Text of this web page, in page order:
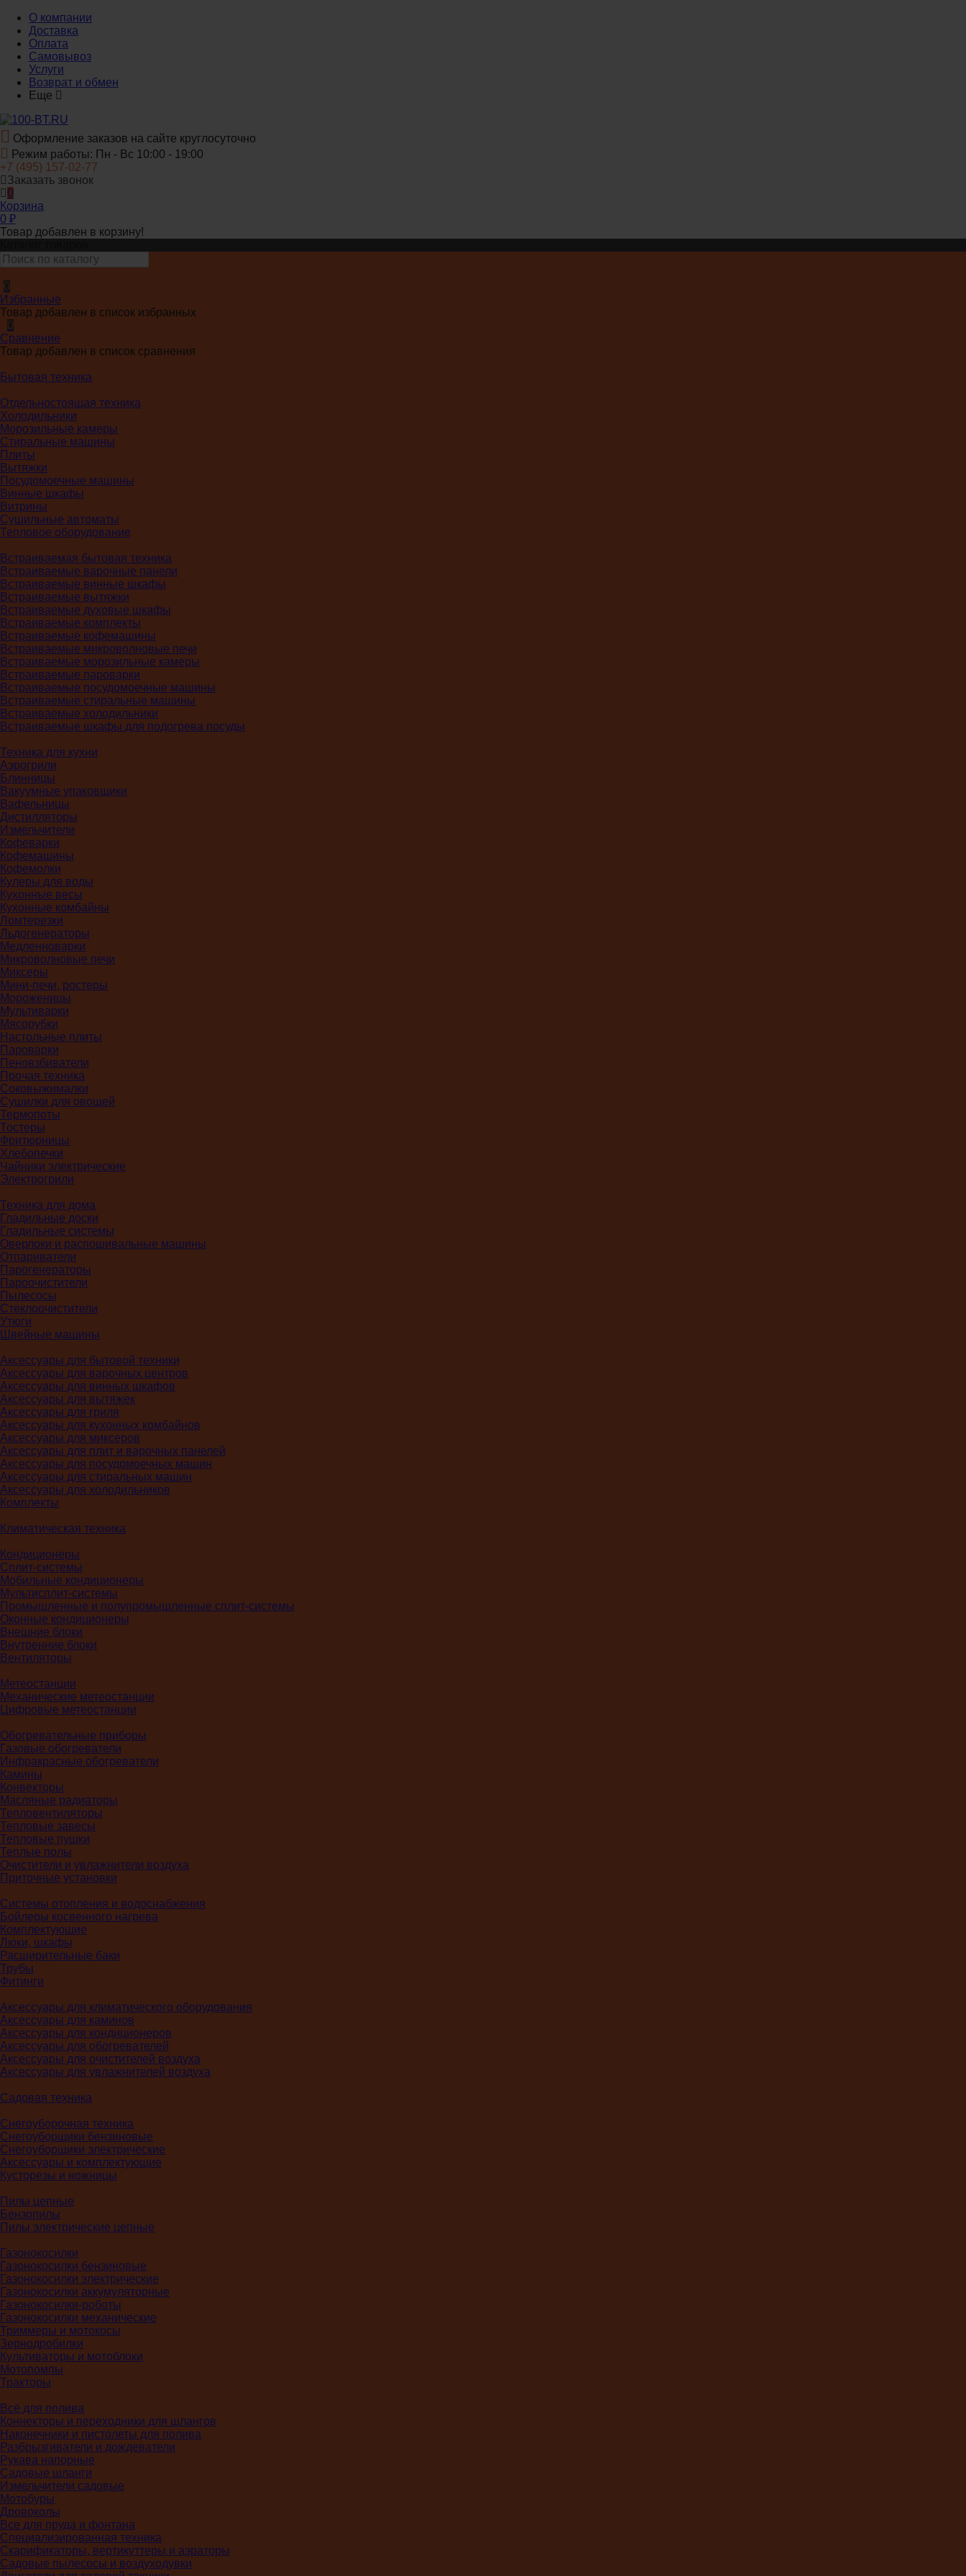
О компании
Доставка
Оплата
Самовывоз
Услуги
Возврат и обмен
Еще
Оформление заказов на сайте круглосуточно
Режим работы: Пн - Вс 10:00 - 19:00
+7 (495) 157-02-77
Заказать звонок
0
Корзина
0 ₽
Товар добавлен в корзину!
0
Избранные
Товар добавлен в список избранных
0
Сравнение
Товар добавлен в список сравнения
Бытовая техника
Отдельностоящая техника
Холодильники
Морозильные камеры
Стиральные машины
Плиты
Вытяжки
Посудомоечные машины
Винные шкафы
Витрины
Сушильные автоматы
Тепловое оборудование
Встраиваемая бытовая техника
Встраиваемые варочные панели
Встраиваемые винные шкафы
Встраиваемые вытяжки
Встраиваемые духовые шкафы
Встраиваемые комплекты
Встраиваемые кофемашины
Встраиваемые микроволновые печи
Встраиваемые морозильные камеры
Встраиваемые пароварки
Встраиваемые посудомоечные машины
Встраиваемые стиральные машины
Встраиваемые холодильники
Встраиваемые шкафы для подогрева посуды
Техника для кухни
Аэрогрили
Блинницы
Вакуумные упаковщики
Вафельницы
Дистилляторы
Измельчители
Кофеварки
Кофемашины
Кофемолки
Кулеры для воды
Кухонные весы
Кухонные комбайны
Ломтерезки
Льдогенераторы
Медленноварки
Микроволновые печи
Миксеры
Мини-печи, ростеры
Мороженицы
Мультиварки
Мясорубки
Настольные плиты
Пароварки
Пеновзбиватели
Прочая техника
Соковыжималки
Сушилки для овощей
Термопоты
Тостеры
Фритюрницы
Хлебопечки
Чайники электрические
Электрогрили
Техника для дома
Гладильные доски
Гладильные системы
Оверлоки и распошивальные машины
Отпариватели
Парогенераторы
Пароочистители
Пылесосы
Стеклоочистители
Утюги
Швейные машины
Аксессуары для бытовой техники
Аксессуары для варочных центров
Аксессуары для винных шкафов
Аксессуары для вытяжек
Аксессуары для гриля
Аксессуары для кухонных комбайнов
Аксессуары для миксеров
Аксессуары для плит и варочных панелей
Аксессуары для посудомоечных машин
Аксессуары для стиральных машин
Аксессуары для холодильников
Комплекты
Климатическая техника
Кондиционеры
Сплит-системы
Мобильные кондиционеры
Мультисплит-системы
Промышленные и полупромышленные сплит-системы
Оконные кондиционеры
Внешние блоки
Внутренние блоки
Вентиляторы
Метеостанции
Механические метеостанции
Цифровые метеостанции
Обогревательные приборы
Газовые обогреватели
Инфракрасные обогреватели
Камины
Конвекторы
Масляные радиаторы
Тепловентиляторы
Тепловые завесы
Тепловые пушки
Теплые полы
Очистители и увлажнители воздуха
Приточные установки
Системы отопления и водоснабжения
Бойлеры косвенного нагрева
Комплектующие
Люки, шкафы
Расширительные баки
Трубы
Фитинги
Аксессуары для климатического оборудования
Аксессуары для каминов
Аксессуары для кондиционеров
Аксессуары для обогревателей
Аксессуары для очистителей воздуха
Аксессуары для увлажнителей воздуха
Садовая техника
Снегоуборочная техника
Снегоуборщики бензиновые
Снегоуборщики электрические
Аксессуары и комплектующие
Кусторезы и ножницы
Пилы цепные
Бензопилы
Пилы электрические цепные
Газонокосилки
Газонокосилки бензиновые
Газонокосилки электрические
Газонокосилки аккумуляторные
Газонокосилки-роботы
Газонокосилки механические
Триммеры и мотокосы
Зернодробилки
Культиваторы и мотоблоки
Мотопомпы
Тракторы
Всё для полива
Коннекторы и переходники для шлангов
Наконечники и пистолеты для полива
Разбрызгиватели и дождеватели
Рукава напорные
Садовые шланги
Измельчители садовые
Мотобуры
Дровоколы
Все для пруда и фонтана
Специализированная техника
Скарификаторы, вертикуттеры и аэраторы
Садовые пылесосы и воздуходувки